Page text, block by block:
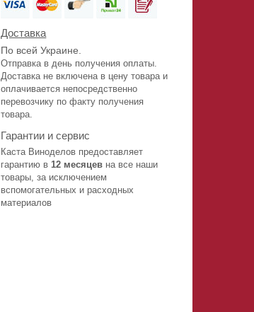
Доставка
По всей Украине.
Отправка в день получения оплаты.
Доставка не включена в цену товара и
оплачивается непосредственно
перевозчику по факту получения
товара.
Гарантии и сервис
Каста Виноделов предоставляет
гарантию в12 месяцев на все наши
товары, за исключением
вспомогательных и расходных
материалов